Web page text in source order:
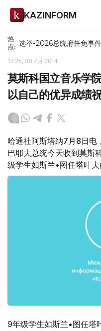
KAZINFORM
热
点: 选举-2026总统府任免事件
17:25, 08 7月 2014
莫斯科国立音乐学
以自己的优异成绩
哈通社阿斯塔纳7月8日电
巴耶夫总统今天收到莫斯
级学生如斯兰•图任塔叶夫
9年级学生如斯兰•图任塔